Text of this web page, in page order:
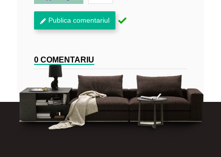
Publica comentariul
0 COMENTARIU